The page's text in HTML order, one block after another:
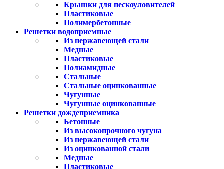
Крышки для пескоуловителей
Пластиковые
Полимербетонные
Решетки водоприемные
Из нержавеющей стали
Медные
Пластиковые
Полиамидные
Стальные
Стальные оцинкованные
Чугунные
Чугунные оцинкованные
Решетки дождеприемника
Бетонные
Из высокопрочного чугуна
Из нержавеющей стали
Из оцинкованной стали
Медные
Пластиковые